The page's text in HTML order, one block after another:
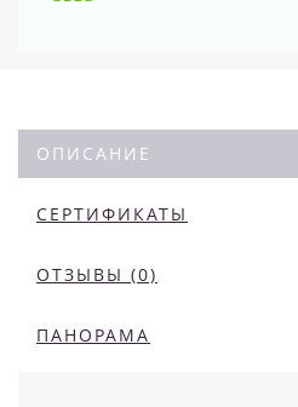
ОПИСАНИЕ
СЕРТИФИКАТЫ
ОТЗЫВЫ (0)
ПАНОРАМА